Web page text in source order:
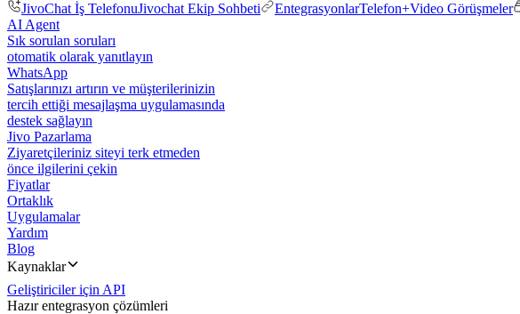
JivoChat İş TelefonuJivochat Ekip Sohbeti EntegrasyonlarTelefon+Video Görüşmeler
AI Agent
Sık sorulan soruları
otomatik olarak yanıtlayın
WhatsApp
Satışlarınızı artırın ve müşterilerinizin
tercih ettiği mesajlaşma uygulamasında
destek sağlayın
Jivo Pazarlama
Ziyaretçileriniz siteyi terk etmeden
önce ilgilerini çekin
Fiyatlar
Ortaklık
Uygulamalar
Yardım
Blog
Kaynaklar
Geliştiriciler için API
Hazır entegrasyon çözümleri